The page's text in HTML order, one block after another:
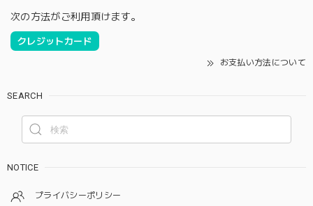
次の方法がご利用頂けます。
クレジットカード
お支払い方法について
SEARCH
NOTICE
プライバシーポリシー